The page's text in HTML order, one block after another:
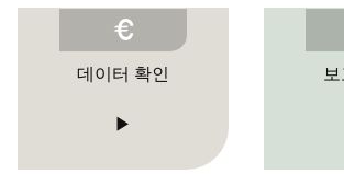
데이터 확인
▶